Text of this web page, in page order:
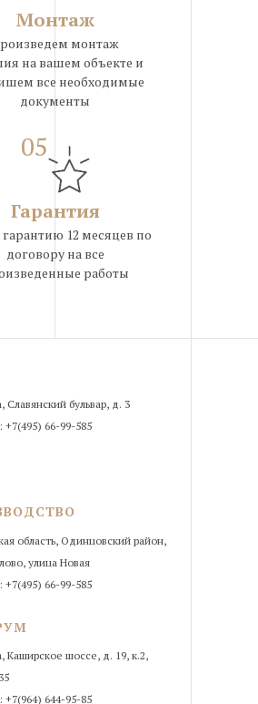
Монтаж
монтаж
на вашем объекте и
все необходимые
документы
05
Гарантия
12 месяцев по
договору на все
работы
Славянский бульвар, д. 3
66-99-585
область, Одинцовский район,
улица Новая
66-99-585
Каширское шоссе, д. 19, к.2,
644-95-85